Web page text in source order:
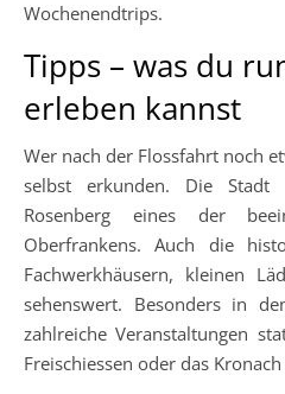
Wochenendtrips.
Tipps – was du
erleben kannst
Wer nach der Flossfahrt noch
selbst erkunden. Die
Rosenberg eines der
Oberfrankens. Auch die
Fachwerkhäusern, kleinen
sehenswert. Besonders in
zahlreiche Veranstaltungen
Freischiessen oder das